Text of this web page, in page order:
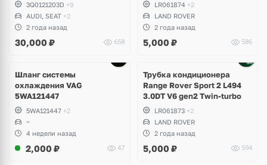
Allspace, Arteon, Passat B8,
Multivan, Transporter T6,
Skoda Kodiaq, Karoq,
Superb
3Q0121203D +9
AUDI, SEAT +2
2 года назад
30,000 ₽ 658
LR061874 +2
LAND ROVER
2 года назад
5,000 ₽ 586
Шланг системы
охлаждения VAG
5WA121447
5WA121447 +2
~
4 недели назад
2,000 ₽ 47
Трубка кондиционера
Range Rover Sport 2 L494
3.0DT V6 gen2 Twin-turbo
LR061873 +2
LAND ROVER
2 года назад
5,000 ₽ 594